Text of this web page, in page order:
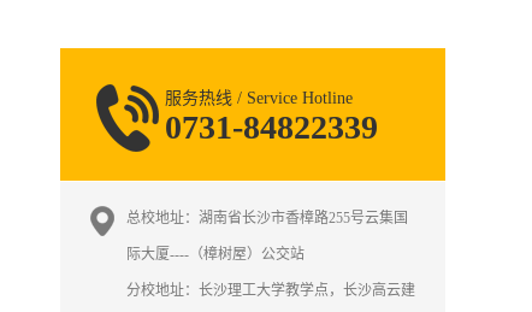
烟、照明、材料耐脏耐磨• 办公空间：
水...
服务热线 / Service Hotline
0731-84822339
总校地址：湖南省长沙市香樟路255号云集国
际大厦----（樟树屋）公交站
分校地址：长沙理工大学教学点，长沙高云建